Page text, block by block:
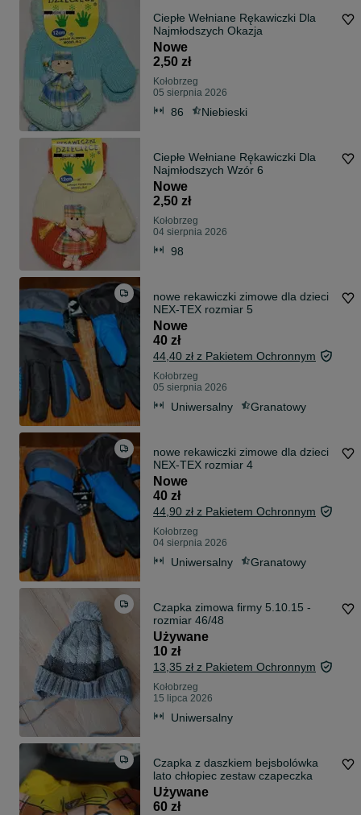
Ciepłe Wełniane Rękawiczki Dla
Najmłodszych Okazja
Nowe
2,50 zł
Kołobrzeg
05 sierpnia 2026
86 Niebieski
Ciepłe Wełniane Rękawiczki Dla
Najmłodszych Wzór 6
Nowe
2,50 zł
Kołobrzeg
04 sierpnia 2026
98
nowe rekawiczki zimowe dla dzieci
NEX-TEX rozmiar 5
Nowe
40 zł
44,40 zł z Pakietem Ochronnym
Kołobrzeg
05 sierpnia 2026
Uniwersalny Granatowy
nowe rekawiczki zimowe dla dzieci
NEX-TEX rozmiar 4
Nowe
40 zł
44,90 zł z Pakietem Ochronnym
Kołobrzeg
04 sierpnia 2026
Uniwersalny Granatowy
Czapka zimowa firmy 5.10.15 -
rozmiar 46/48
Używane
10 zł
13,35 zł z Pakietem Ochronnym
Kołobrzeg
15 lipca 2026
Uniwersalny
Czapka z daszkiem bejsbolówka
lato chłopiec zestaw czapeczka
Używane
60 zł